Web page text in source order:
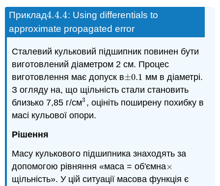
Приклад4.4.4
4.4.4: Using differentials to
approximate propagated error
Сталевий кульковий підшипник повинен бути
виготовлений діаметром 2 см. Процес
виготовлення має допуск в±0.1
±0.1 мм в діаметрі.
З огляду на, що щільність стали становить
близько 7,85 г/см3
3, оцініть поширену похибку в
масі кульової опори.
Рішення
Масу кулькового підшипника знаходять за
допомогою рівняння «маса = об'ємна×
×
щільність». У цій ситуації масова функція є